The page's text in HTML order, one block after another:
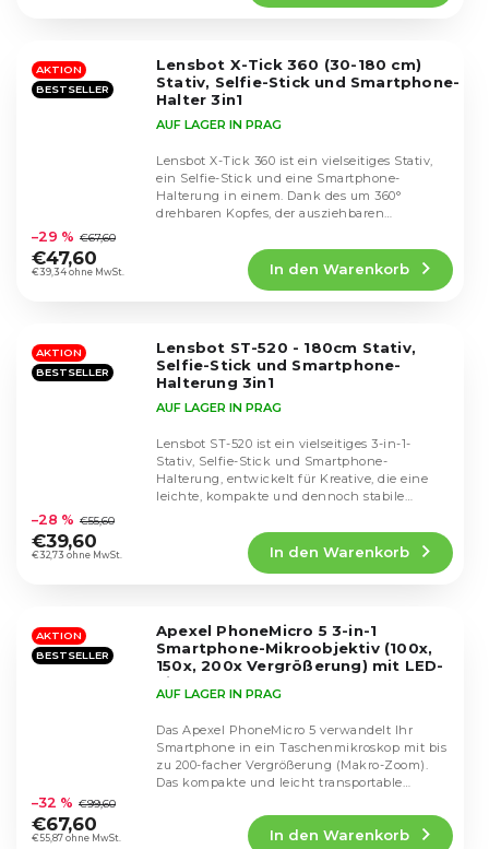
Sternen.
AKTION
BESTSELLER
Lensbot X-Tick 360 (30-180 cm)
Stativ, Selfie-Stick und Smartphone-
Halter 3in1
durchschnittliche
Produktbewertung
ist
Sternen.
AUF LAGER IN PRAG
€39,34 ohne MwSt.
–29 % €67,60
€47,60
In den Warenkorb
Lensbot X-Tick 360 ist ein vielseitiges Stativ,
ein Selfie-Stick und eine Smartphone-
Halterung in einem. Dank des um 360°
drehbaren Kopfes, der ausziehbaren
AKTION
BESTSELLER
Lensbot ST-520 - 180cm Stativ,
Selfie-Stick und Smartphone-
Halterung 3in1
durchschnittliche
Produktbewertung
ist
Sternen.
AUF LAGER IN PRAG
€32,73 ohne MwSt.
–28 % €55,60
€39,60
In den Warenkorb
Lensbot ST-520 ist ein vielseitiges 3-in-1-
Stativ, Selfie-Stick und Smartphone-
Halterung, entwickelt für Kreative, die eine
leichte, kompakte und dennoch stabile
AKTION
BESTSELLER
Apexel PhoneMicro 5 3-in-1
Smartphone-Mikroobjektiv (100x,
150x, 200x Vergrößerung) mit LED-
Licht
durchschnittliche
Produktbewertung
ist
AUF LAGER IN PRAG
€55,87 ohne MwSt.
–32 % €99,60
€67,60
In den Warenkorb
Das Apexel PhoneMicro 5 verwandelt Ihr
Smartphone in ein Taschenmikroskop mit bis
zu 200-facher Vergrößerung (Makro-Zoom).
Das kompakte und leicht transportable